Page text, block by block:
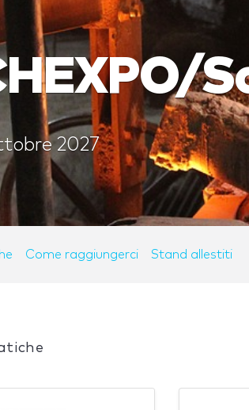
2027
Come raggiungerci Stand allestiti